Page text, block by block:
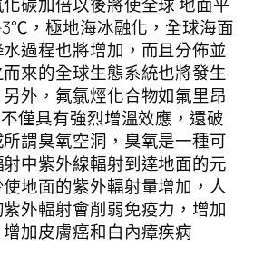
，極地海冰融化，全球海面
過程也將增加，而且分佈並
來的全球生態系統也將發生
外，氟氯烴化合物如氟里昂
僅具有強烈增溫效應，還破
謂臭氧空洞，臭氧是一種可
中紫外線輻射到達地面的元
地面的紫外輻射量增加，人
外輻射會削弱免疫力，增加
加皮膚癌和白內瘴疾病